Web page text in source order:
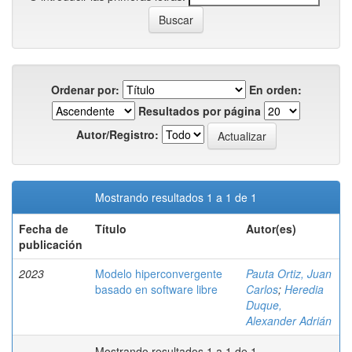
Ordenar por:
En orden:
Resultados por página
Autor/Registro:
Mostrando resultados 1 a 1 de 1
Fecha de
publicación
Título Autor(es)
2023
Modelo hiperconvergente
basado en software libre
Pauta Ortiz, Juan
Carlos; Heredia
Duque,
Alexander Adrián